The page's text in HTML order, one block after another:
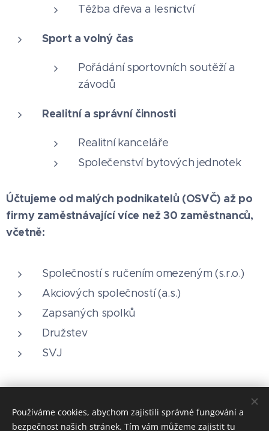
Těžba dřeva a lesnictví
Sport a volný čas
Pořádání sportovních soutěží a
závodů
Realitní a správní činnosti
Realitní kanceláře
Společenství bytových jednotek
Účtujeme od malých podnikatelů (OSVČ) až po
firmy zaměstnávající více než 30 zaměstnanců,
včetně:
Společností s ručením omezeným (s.r.o.)
Akciových společností (a.s.)
Zapsaných spolků
Družstev
SVJ
Economservis Pösinger s.ro.
Používáme cookies, abychom zajistili správné fungování a
bezpečnost našich stránek. Tím vám můžeme zajistit tu